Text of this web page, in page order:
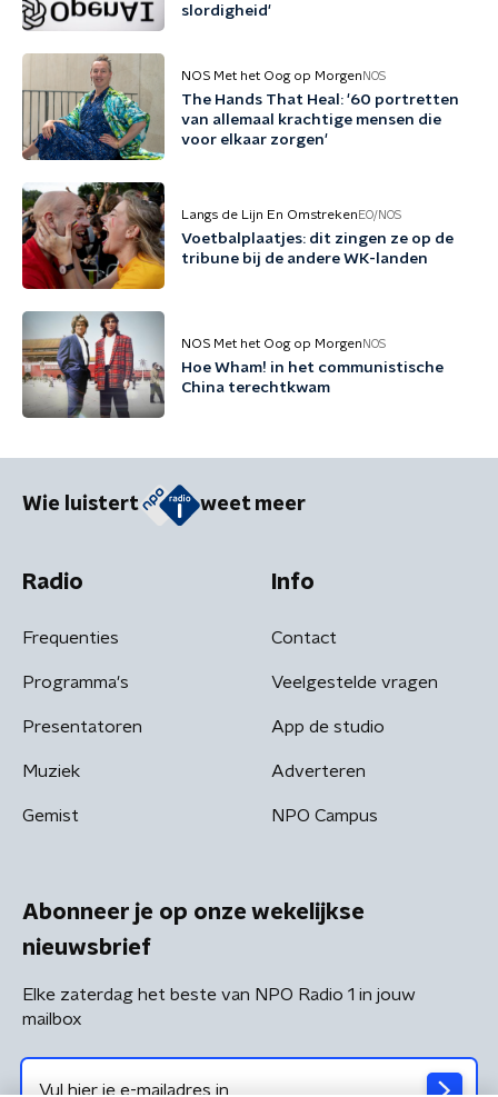
slordigheid'
NOS Met het Oog op Morgen NOS
The Hands That Heal: '60 portretten
van allemaal krachtige mensen die
voor elkaar zorgen'
Langs de Lijn En Omstreken EO/NOS
Voetbalplaatjes: dit zingen ze op de
tribune bij de andere WK-landen
NOS Met het Oog op Morgen NOS
Hoe Wham! in het communistische
China terechtkwam
Wie luistert weet meer
Radio
Frequenties
Programma's
Presentatoren
Muziek
Gemist
Info
Contact
Veelgestelde vragen
App de studio
Adverteren
NPO Campus
Abonneer je op onze wekelijkse
nieuwsbrief
Elke zaterdag het beste van NPO Radio 1 in jouw
mailbox